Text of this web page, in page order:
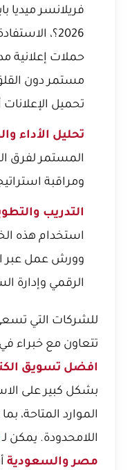
فريلانسر ميديا
2026؟ ،
حملات إعلانية
مستمر دون
تحميل الإعلانات
تحليل الأداء
المستمر لفرق
ومراقبة
التدريب
استخدام هذه
وورش عمل عبر
الرقمي وإدارة
للشركات التي
تتعاون مع خبراء
افضل تسويق
بشكل كبير على
الموارد المتاحة،
اللامحدودة. يمكن لـ
مصر والسعودية